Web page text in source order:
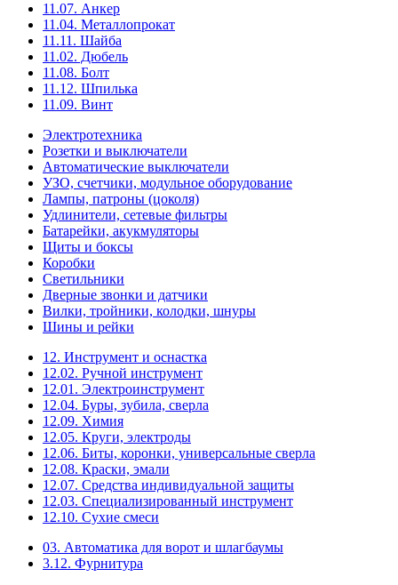
11.07. Анкер
11.04. Металлопрокат
11.11. Шайба
11.02. Дюбель
11.08. Болт
11.12. Шпилька
11.09. Винт
Электротехника
Розетки и выключатели
Автоматические выключатели
УЗО, счетчики, модульное оборудование
Лампы, патроны (цоколя)
Удлинители, сетевые фильтры
Батарейки, акукмуляторы
Щиты и боксы
Коробки
Светильники
Дверные звонки и датчики
Вилки, тройники, колодки, шнуры
Шины и рейки
12. Инструмент и оснастка
12.02. Ручной инструмент
12.01. Электроинструмент
12.04. Буры, зубила, сверла
12.09. Химия
12.05. Круги, электроды
12.06. Биты, коронки, универсальные сверла
12.08. Краски, эмали
12.07. Средства индивидуальной защиты
12.03. Специализированный инструмент
12.10. Сухие смеси
03. Автоматика для ворот и шлагбаумы
3.12. Фурнитура